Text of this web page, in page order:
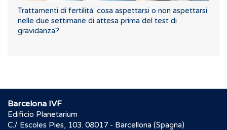
Trattamenti di fertilità: cosa aspettarsi o non aspettarsi
nelle due settimane di attesa prima del test di
gravidanza?
Barcelona IVF
Edificio Planetarium
C./ Escoles Pies, 103. 08017 - Barcellona (Spagna)